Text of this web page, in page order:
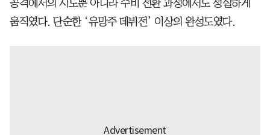
공격에서의 시도뿐 아니라 수비 전환 과정에서도 성실하게
움직였다. 단순한 ‘유망주 데뷔전’ 이상의 완성도였다.